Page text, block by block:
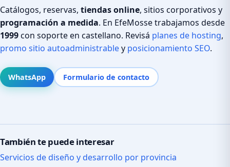
Catálogos, reservas, tiendas online, sitios corporativos y
programación a medida. En EfeMosse trabajamos desde
1999con soporte en castellano. Revisá planes de hosting,
promo sitio autoadministrabley posicionamiento SEO.
WhatsApp Formulario de contacto
También te puede interesar
Servicios de diseño y desarrollo por provincia